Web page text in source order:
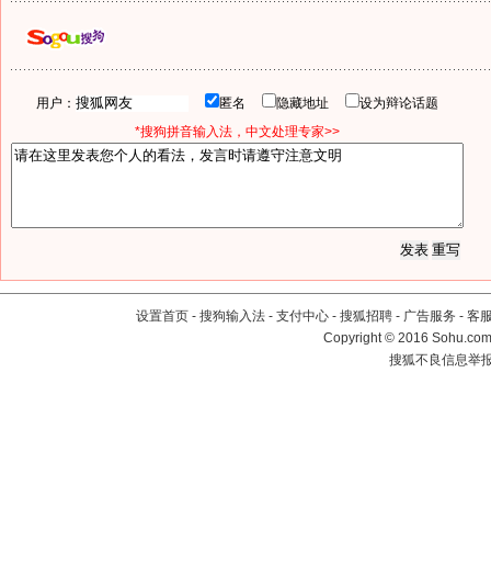
用户： 匿名 隐藏地址
设为辩论话题
*搜狗拼音输入法，中文处理专家>>
设置首页 - 搜狗输入法 - 支付中心 - 搜狐招聘 - 广告服务 - 客
Copyright©2016
搜狐不良信息举